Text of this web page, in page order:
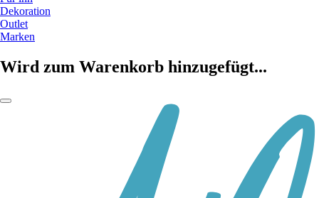
Dekoration
Outlet
Marken
Wird zum Warenkorb hinzugefügt...